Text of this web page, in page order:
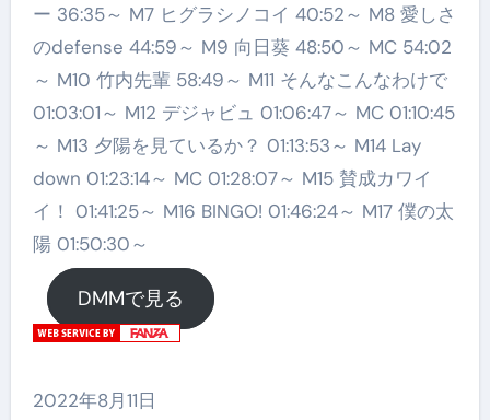
ー 36:35～ M7 ヒグラシノコイ 40:52～ M8 愛しさ
のdefense 44:59～ M9 向日葵 48:50～ MC 54:02
～ M10 竹内先輩 58:49～ M11 そんなこんなわけで
01:03:01～ M12 デジャビュ 01:06:47～ MC 01:10:45
～ M13 夕陽を見ているか？ 01:13:53～ M14 Lay
down 01:23:14～ MC 01:28:07～ M15 賛成カワイ
イ！ 01:41:25～ M16 BINGO! 01:46:24～ M17 僕の太
陽 01:50:30～
DMMで見る
2022年8月11日